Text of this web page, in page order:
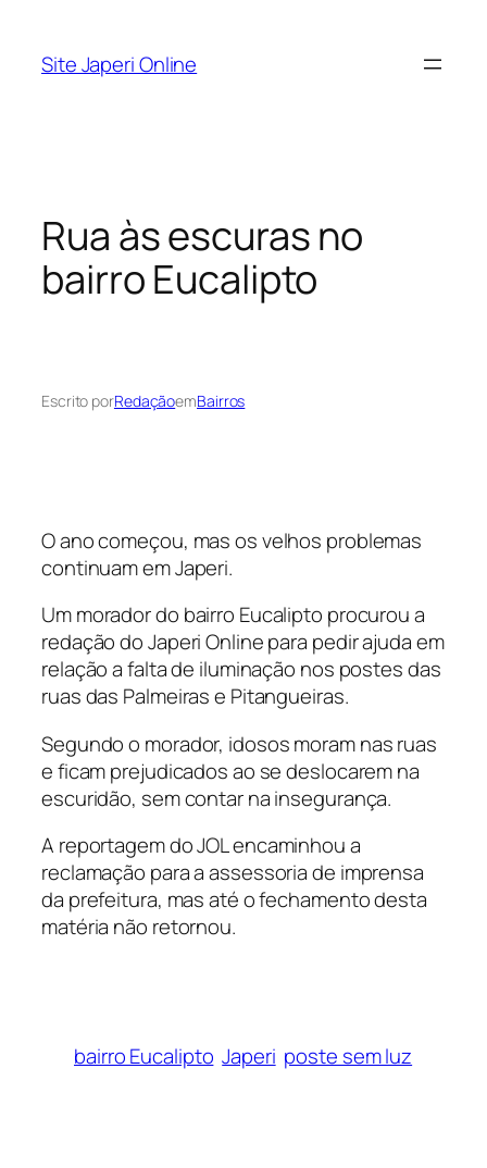
Site Japeri Online
Rua às escuras no
bairro Eucalipto
Escrito porRedaçãoemBairros
O ano começou, mas os velhos problemas
continuam em Japeri.
Um morador do bairro Eucalipto procurou a
redação do Japeri Online para pedir ajuda em
relação a falta de iluminação nos postes das
ruas das Palmeiras e Pitangueiras.
Segundo o morador, idosos moram nas ruas
e ficam prejudicados ao se deslocarem na
escuridão, sem contar na insegurança.
A reportagem do JOL encaminhou a
reclamação para a assessoria de imprensa
da prefeitura, mas até o fechamento desta
matéria não retornou.
bairro Eucalipto Japeri poste sem luz